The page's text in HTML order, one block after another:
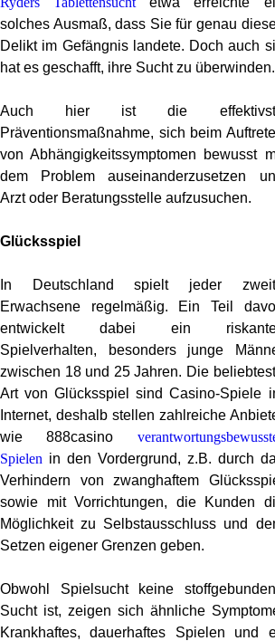
solches Ausmaß, dass Sie für genau
Delikt im Gefängnis landete. Doch auch
hat es geschafft, ihre Sucht zu überwinden.
Auch hier ist die
Präventionsmaßnahme, sich beim
von Abhängigkeitssymptomen bewusst
dem Problem auseinanderzusetzen
Arzt oder Beratungsstelle aufzusuchen.
Glücksspiel
In Deutschland spielt jeder
Erwachsene regelmäßig. Ein Teil
entwickelt dabei ein
Spielverhalten, besonders junge
zwischen 18 und 25 Jahren. Die
Art von Glücksspiel sind Casino-Spiele
Internet, deshalb stellen zahlreiche
wie 888casino
Spielen in den Vordergrund, z.B. durch
Verhindern von zwanghaftem
sowie mit Vorrichtungen, die Kunden
Möglichkeit zu Selbstausschluss und
Setzen eigener Grenzen geben.
Obwohl Spielsucht keine
Sucht ist, zeigen sich ähnliche
Krankhaftes, dauerhaftes Spielen und